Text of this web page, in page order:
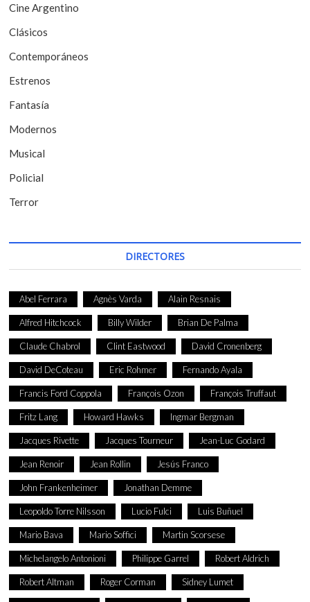
e
e
n
t
r
a
d
a
s
Cine Argentino
Clásicos
Contemporáneos
Estrenos
Fantasía
Modernos
Musical
Policial
Terror
DIRECTORES
Abel Ferrara Agnès Varda Alain Resnais
Alfred Hitchcock Billy Wilder Brian De Palma
Claude Chabrol Clint Eastwood David Cronenberg
David DeCoteau Eric Rohmer Fernando Ayala
Francis Ford Coppola François Ozon François Truffaut
Fritz Lang Howard Hawks Ingmar Bergman
Jacques Rivette Jacques Tourneur Jean-Luc Godard
Jean Renoir Jean Rollin Jesús Franco
John Frankenheimer Jonathan Demme
Leopoldo Torre Nilsson Lucio Fulci Luis Buñuel
Mario Bava Mario Soffici Martin Scorsese
Michelangelo Antonioni Philippe Garrel Robert Aldrich
Robert Altman Roger Corman Sidney Lumet